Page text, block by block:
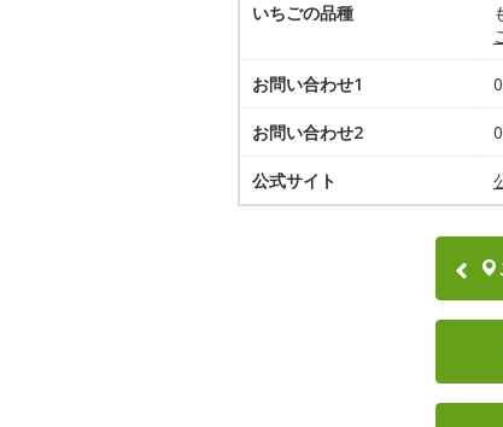
いちごの品種
お問い合わせ1
お問い合わせ2
公式サイト